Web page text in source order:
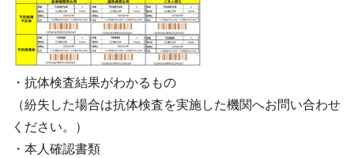
・抗体検査結果がわかるもの
（紛失した場合は抗体検査を実施した機関へお問い合わせ
ください。）
・本人確認書類